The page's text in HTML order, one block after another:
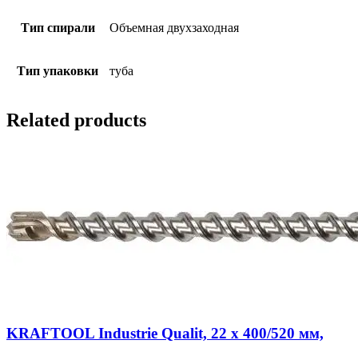
Тип спирали Объемная двухзаходная
Тип упаковки туба
Related products
KRAFTOOL Industrie Qualit, 22 x 400/520 мм,